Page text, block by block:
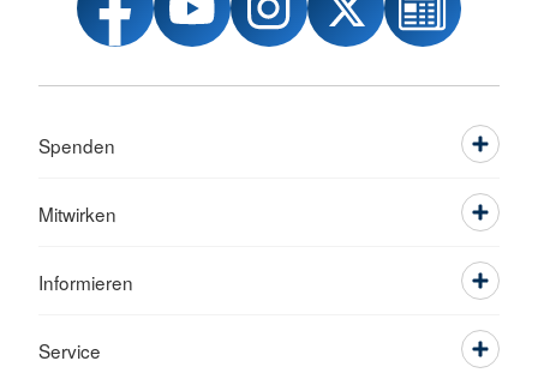
Spenden
Mitwirken
Informieren
Service